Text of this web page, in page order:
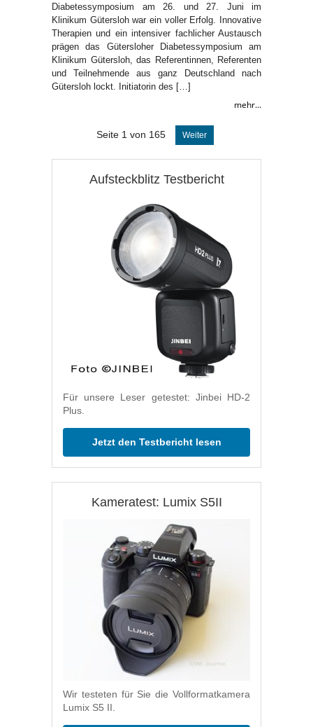
Diabetessymposium am 26. und 27. Juni im
Klinikum Gütersloh war ein voller Erfolg. Innovative
Therapien und ein intensiver fachlicher Austausch
prägen das Gütersloher Diabetessymposium am
Klinikum Gütersloh, das Referentinnen, Referenten
und Teilnehmende aus ganz Deutschland nach
Gütersloh lockt. Initiatorin des […]
mehr...
Seite 1 von 165 Weiter
Aufsteckblitz Testbericht
Für unsere Leser getestet: Jinbei HD-2
Plus.
Jetzt den Testbericht lesen
Kameratest: Lumix S5II
Wir testeten für Sie die Vollformatkamera
Lumix S5 II.